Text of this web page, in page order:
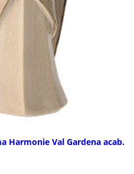
Harmonie Val Gardena acab.